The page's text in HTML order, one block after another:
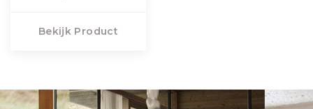
Bekijk Product